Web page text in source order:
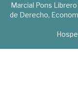
Marcial Pons
de Derecho,